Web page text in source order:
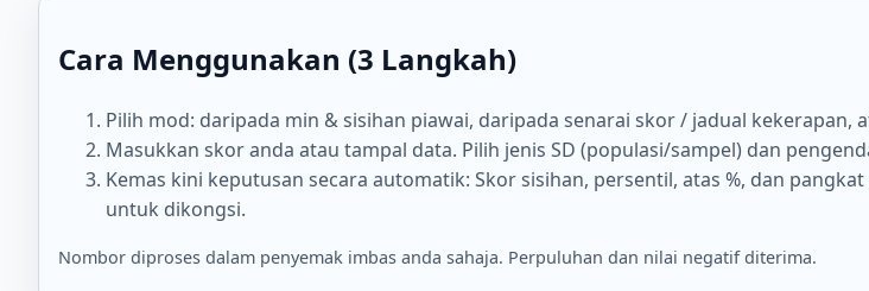
Cara Menggunakan (3 Langkah)
Pilih mod: daripada min & sisihan piawai, daripada senarai skor / jadual
Masukkan skor anda atau tampal data. Pilih jenis SD (populasi/sampel) dan
Kemas kini keputusan secara automatik: Skor sisihan, persentil, atas %, dan
untuk dikongsi.
Nombor diproses dalam penyemak imbas anda sahaja. Perpuluhan dan nilai negatif diterima.